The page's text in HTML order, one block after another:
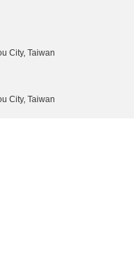
City, Taiwan
City, Taiwan